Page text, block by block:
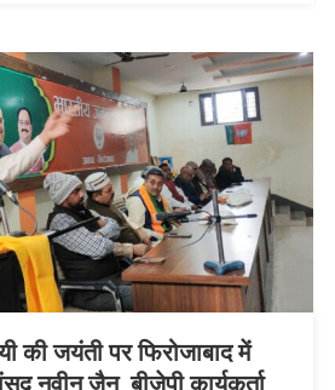
की जयंती पर फिरोजाबाद में